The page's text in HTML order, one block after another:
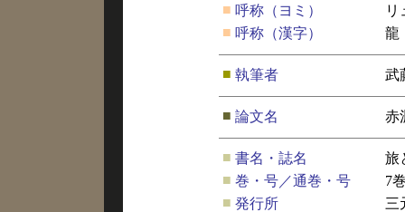
■ 呼称（ヨミ）
リ
■ 呼称（漢字） 龍
■ 執筆者 武
■ 論文名 赤
■ 書名・誌名
旅
■ 巻・号／通巻・号
7
■ 発行所
三